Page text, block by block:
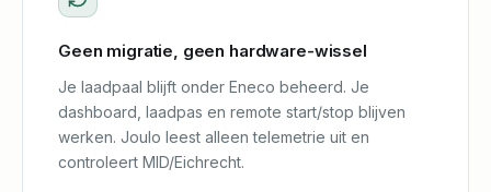
Geen migratie, geen hardware-wissel
Je laadpaal blijft onder Eneco beheerd. Je
dashboard, laadpas en remote start/stop blijven
werken. Joulo leest alleen telemetrie uit en
controleert MID/Eichrecht.